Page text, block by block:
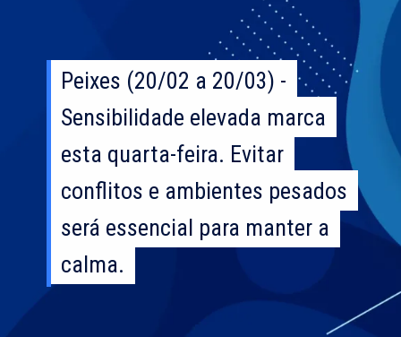
Peixes (20/02 a 20/03) -
Sensibilidade elevada marca
esta quarta-feira. Evitar
conflitos e ambientes pesados
será essencial para manter a
calma.
Peixes (20/02 a 20/03) -
Sensibilidade elevada marca
esta quarta-feira. Evitar
conflitos e ambientes pesados
será essencial para manter a
calma.